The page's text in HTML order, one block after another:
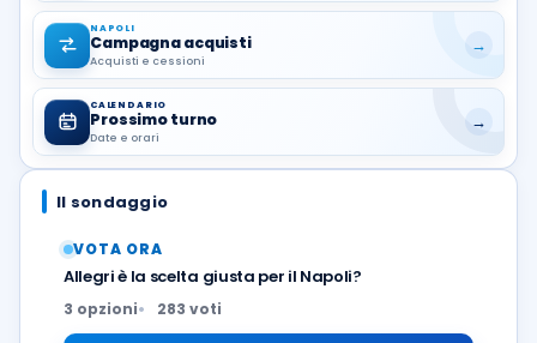
NAPOLI
Campagna acquisti
Acquisti e cessioni
→
CALENDARIO
Prossimo turno
Date e orari
→
Il sondaggio
VOTA ORA
Allegri è la scelta giusta per il Napoli?
3 opzioni 283 voti